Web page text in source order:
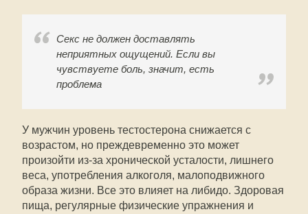
Секс не должен доставлять
неприятных ощущений. Если вы
чувствуете боль, значит, есть
проблема
У мужчин уровень тестостерона снижается с
возрастом, но преждевременно это может
произойти из-за хронической усталости, лишнего
веса, употребления алкоголя, малоподвижного
образа жизни. Все это влияет на либидо. Здоровая
пища, регулярные физические упражнения и